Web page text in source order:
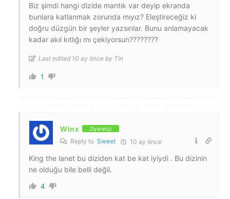
Biz şimdi hangi dizide mantık var deyip ekranda
bunlara katlanmak zorunda mıyız? Eleştireceğiz ki
doğru düzgün bir şeyler yazsınlar. Bunu anlamayacak
kadar akıl kıtlığı mı çekiyorsun????????
Last edited 10 ay önce by Tln
1
Winx Ziyaretçi
Reply to Sweet 10 ay önce
King the lanet bu diziden kat be kat iyiydi . Bu dizinin
ne olduğu bile belli değil.
4